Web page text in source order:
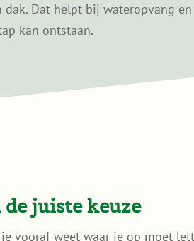
Dat helpt bij wateropvang
kan ontstaan.
juiste keuze
vooraf weet waar je op moet